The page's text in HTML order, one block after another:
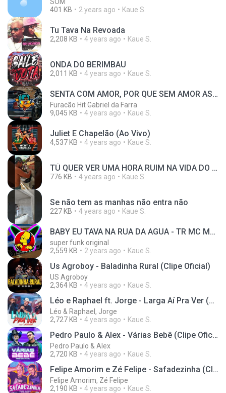
401 KB
2 years ago Kaue S.
Tu Tava Na Revoada
2,208 KB 4 years ago Kaue S.
ONDA DO BERIMBAU
2,011 KB 4 years ago Kaue S.
SENTA COM AMOR, POR QUE SEM AMOR AS OUTRAS SENTAM - FURACÃO HIT FEAT MC GW 2022 (COM GRAVE)
Furacão Hit Gabriel da Farra
9,045 KB
4 years ago Kaue S.
Juliet E Chapelão (Ao Vivo)
4,537 KB 4 years ago Kaue S.
TÚ QUER VER UMA HORA RUIM NA VIDA DO CARA É ISSO AÍ 😂🤣🤭😅😅
776 KB 4 years ago Kaue S.
Se não tem as manhas não entra não
227 KB 4 years ago Kaue S.
BABY EU TAVA NA RUA DA AGUA - TR MC MENOR RV (superfunkoriginal)
super funk original
2,559 KB
2 years ago Kaue S.
Us Agroboy - Baladinha Rural (Clipe Oficial)
US Agroboy
2,364 KB
4 years ago Kaue S.
Léo e Raphael ft. Jorge - Larga Aí Pra Ver (DVD Mar de Chapéu)
Léo & Raphael, Jorge
2,727 KB
4 years ago Kaue S.
Pedro Paulo & Alex - Várias Bebê (Clipe Oficial)
Pedro Paulo & Alex
2,720 KB
4 years ago Kaue S.
Felipe Amorim e Zé Felipe - Safadezinha (Clipe Oficial)
Felipe Amorim, Zé Felipe
2,190 KB
4 years ago Kaue S.